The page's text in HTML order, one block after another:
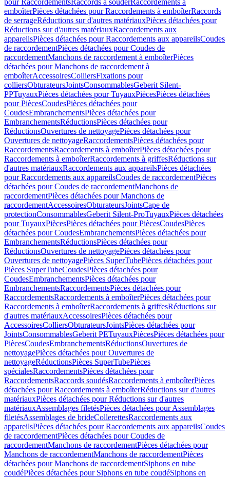
pour RaccordementsRaccords à souderRaccordements à
emboîterPièces détachées pour Raccordements à emboîterRaccords
de serrageRéductions sur d'autres matériauxPièces détachées pour
Réductions sur d'autres matériauxRaccordements aux
appareilsPièces détachées pour Raccordements aux appareilsCoudes
de raccordementPièces détachées pour Coudes de
raccordementManchons de raccordement à emboîterPièces
détachées pour Manchons de raccordement à
emboîterAccessoiresColliersFixations pour
colliersObturateursJointsConsommablesGeberit Silent-
PPTuyauxPièces détachées pour TuyauxPiècesPièces détachées
pour PiècesCoudesPièces détachées pour
CoudesEmbranchementsPièces détachées pour
EmbranchementsRéductionsPièces détachées pour
RéductionsOuvertures de nettoyagePièces détachées pour
Ouvertures de nettoyageRaccordementsPièces détachées pour
RaccordementsRaccordements à emboîterPièces détachées pour
Raccordements à emboîterRaccordements à griffesRéductions sur
d'autres matériauxRaccordements aux appareilsPièces détachées
pour Raccordements aux appareilsCoudes de raccordementPièces
détachées pour Coudes de raccordementManchons de
raccordementPièces détachées pour Manchons de
raccordementAccessoiresObturateursJointsCape de
protectionConsommablesGeberit Silent-ProTuyauxPièces détachées
pour TuyauxPiècesPièces détachées pour PiècesCoudesPièces
détachées pour CoudesEmbranchementsPièces détachées pour
EmbranchementsRéductionsPièces détachées pour
RéductionsOuvertures de nettoyagePièces détachées pour
Ouvertures de nettoyagePièces SuperTubePièces détachées pour
Pièces SuperTubeCoudesPièces détachées pour
CoudesEmbranchementsPièces détachées pour
EmbranchementsRaccordementsPièces détachées pour
RaccordementsRaccordements à emboîterPièces détachées pour
Raccordements à emboîterRaccordements à griffesRéductions sur
d'autres matériauxAccessoiresPièces détachées pour
AccessoiresColliersObturateursJointsPièces détachées pour
JointsConsommablesGeberit PETuyauxPiècesPièces détachées pour
PiècesCoudesEmbranchementsRéductionsOuvertures de
nettoyagePièces détachées pour Ouvertures de
nettoyageRéductionsPièces SuperTubePièces
spécialesRaccordementsPièces détachées pour
RaccordementsRaccords soudésRaccordements à emboîterPièces
détachées pour Raccordements à emboîterRéductions sur d'autres
matériauxPièces détachées pour Réductions sur d'autres
matériauxAssemblages filetésPièces détachées pour Assemblages
filetésAssemblages de brideCollerettesRaccordements aux
appareilsPièces détachées pour Raccordements aux appareilsCoudes
de raccordementPièces détachées pour Coudes de
raccordementManchons de raccordementPièces détachées pour
Manchons de raccordementManchons de raccordementPièces
détachées pour Manchons de raccordementSiphons en tube
coudéPièces détachées pour Siphons en tube coudéSiphons en